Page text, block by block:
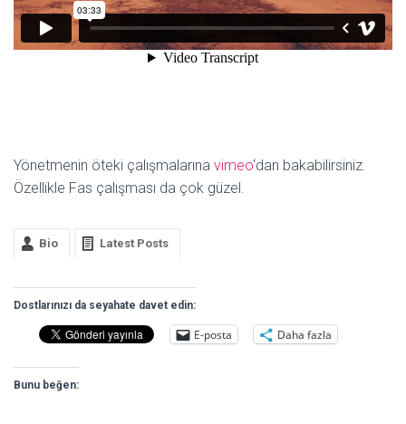
Yönetmenin öteki çalışmalarına vimeo‘dan bakabilirsiniz.
Özellikle Fas çalışması da çok güzel.
Bio Latest Posts
Dostlarınızı da seyahate davet edin:
E-posta Daha fazla
Bunu beğen: